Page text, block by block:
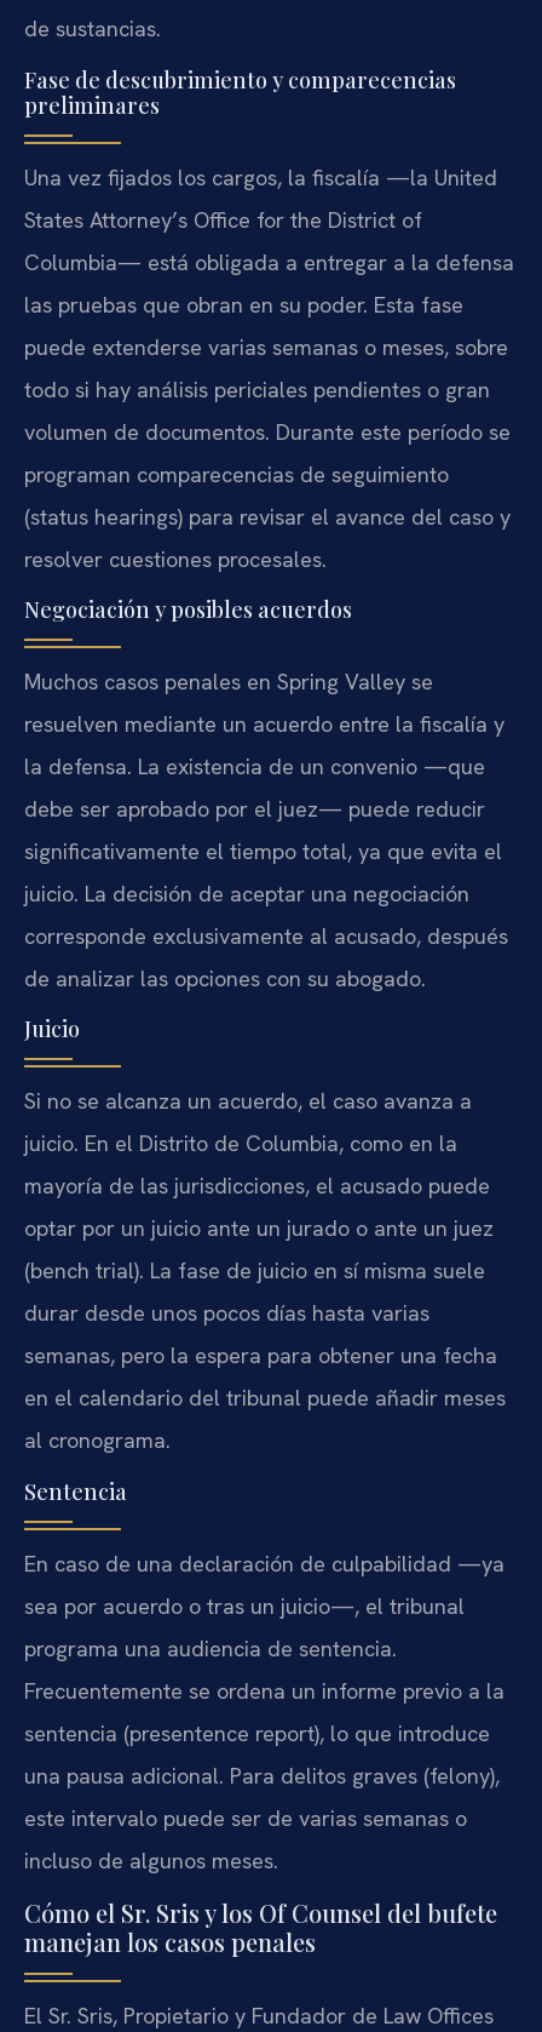
de sustancias.
Fase de descubrimiento y comparecencias
preliminares
Una vez fijados los cargos, la fiscalía —la United
States Attorney’s Office for the District of
Columbia— está obligada a entregar a la defensa
las pruebas que obran en su poder. Esta fase
puede extenderse varias semanas o meses, sobre
todo si hay análisis periciales pendientes o gran
volumen de documentos. Durante este período se
programan comparecencias de seguimiento
(status hearings) para revisar el avance del caso y
resolver cuestiones procesales.
Negociación y posibles acuerdos
Muchos casos penales en Spring Valley se
resuelven mediante un acuerdo entre la fiscalía y
la defensa. La existencia de un convenio —que
debe ser aprobado por el juez— puede reducir
significativamente el tiempo total, ya que evita el
juicio. La decisión de aceptar una negociación
corresponde exclusivamente al acusado, después
de analizar las opciones con su abogado.
Juicio
Si no se alcanza un acuerdo, el caso avanza a
juicio. En el Distrito de Columbia, como en la
mayoría de las jurisdicciones, el acusado puede
optar por un juicio ante un jurado o ante un juez
(bench trial). La fase de juicio en sí misma suele
durar desde unos pocos días hasta varias
semanas, pero la espera para obtener una fecha
en el calendario del tribunal puede añadir meses
al cronograma.
Sentencia
En caso de una declaración de culpabilidad —ya
sea por acuerdo o tras un juicio—, el tribunal
programa una audiencia de sentencia.
Frecuentemente se ordena un informe previo a la
sentencia (presentence report), lo que introduce
una pausa adicional. Para delitos graves (felony),
este intervalo puede ser de varias semanas o
incluso de algunos meses.
Cómo el Sr. Sris y los Of Counsel del bufete
manejan los casos penales
El Sr. Sris, Propietario y Fundador de Law Offices